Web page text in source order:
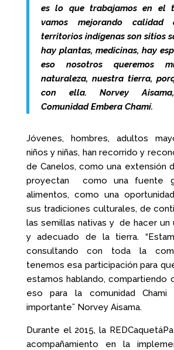
es lo que trabajamos en el
vamos mejorando
territorios indígenas son sitios
hay plantas, medicinas, hay
eso nosotros queremos
naturaleza, nuestra tierra,
con ella. Norvey Aisama,
Comunidad Embera Chamí.
Jóvenes, hombres, adultos
niños y niñas, han recorrido y
de Canelos, como una extensión
proyectan como una fuente
alimentos, como una
sus tradiciones culturales, de
las semillas nativas y de hacer un
y adecuado de la tierra.
consultando con toda la
tenemos esa participación para
estamos hablando, compartiendo
eso para la comunidad
importante” Norvey Aisama.
Durante el 2015, la
acompañamiento en la